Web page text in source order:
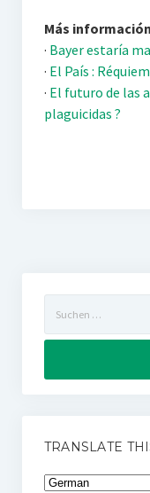
Más
· Bayer estaría
· El País :
· El futuro de las
plaguicidas ?
nach:
TRANSLATE